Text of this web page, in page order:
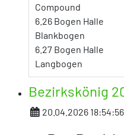
Compound
6.26 Bogen Halle
Blankbogen
6.27 Bogen Halle
Langbogen
Bezirkskönig
Details20.04.2026 18:54:56